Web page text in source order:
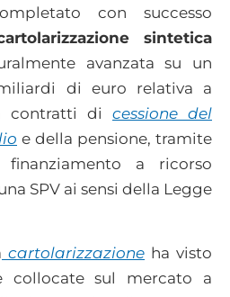
con successo
sintetica
avanzata su un
di euro relativa a
contratti di cessione del
e della pensione, tramite
a ricorso
SPV ai sensi della Legge
cartolarizzazione ha visto
collocate sul mercato a